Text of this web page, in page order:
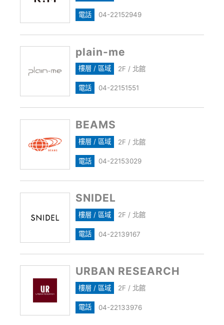
電話 04-22152949
plain-me
樓層 / 區域 2F / 北館
電話 04-22151551
BEAMS
樓層 / 區域 2F / 北館
電話 04-22153029
SNIDEL
樓層 / 區域 2F / 北館
電話 04-22139167
URBAN RESEARCH
樓層 / 區域 2F / 北館
電話 04-22133976